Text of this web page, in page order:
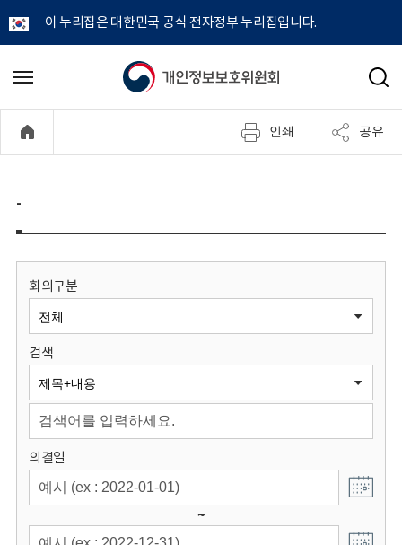
이 누리집은 대한민국 공식 전자정부 누리집입니다.
개
정
보
원
회
메
기
검
인쇄 공유
-
회의구분
검색
의결일
~